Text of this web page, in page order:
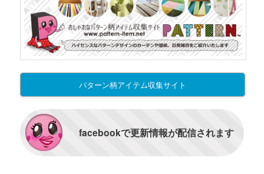
パターン柄アイテム収集サイト
facebookで更新情報が配信されます